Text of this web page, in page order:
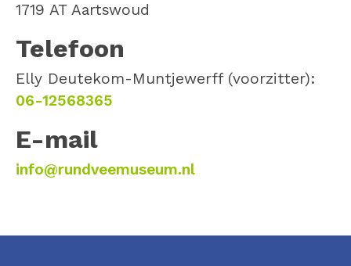
1719 AT Aartswoud
Telefoon
Elly Deutekom-Muntjewerff (voorzitter):
06-12568365
E-mail
info@rundveemuseum.nl